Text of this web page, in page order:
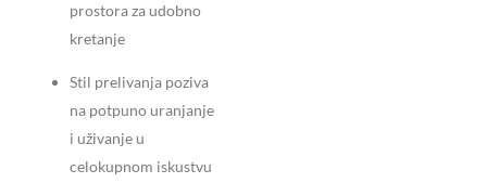
prostora za udobno
kretanje
Stil prelivanja poziva
na potpuno uranjanje
i uživanje u
celokupnom iskustvu